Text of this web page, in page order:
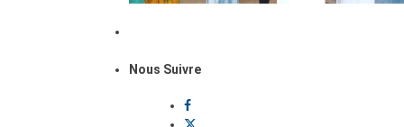
Nous Suivre